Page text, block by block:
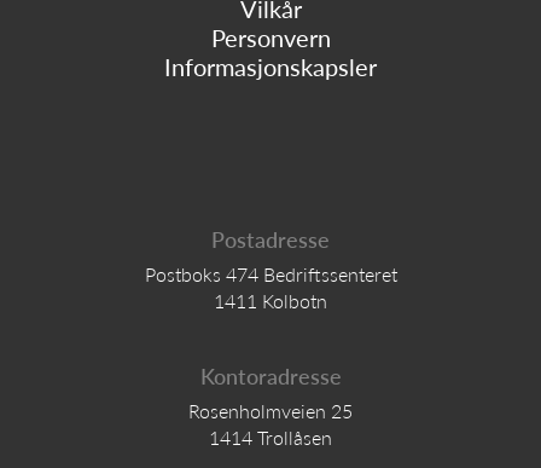
Vilkår
Personvern
Informasjonskapsler
Postadresse
Postboks 474 Bedriftssenteret
1411 Kolbotn
Kontoradresse
Rosenholmveien 25
1414 Trollåsen